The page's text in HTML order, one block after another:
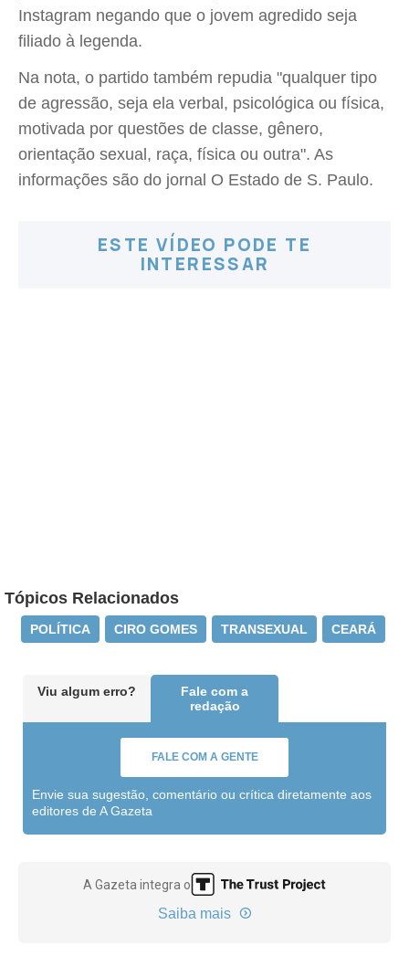
Instagram negando que o jovem agredido seja
filiado à legenda.
Na nota, o partido também repudia "qualquer tipo
de agressão, seja ela verbal, psicológica ou física,
motivada por questões de classe, gênero,
orientação sexual, raça, física ou outra". As
informações são do jornal O Estado de S. Paulo.
ESTE VÍDEO PODE TE
INTERESSAR
Tópicos Relacionados
POLÍTICA CIRO GOMES TRANSEXUAL CEARÁ
Viu algum erro?
Fale com a
redação
FALE COM A GENTE
Envie sua sugestão, comentário ou crítica diretamente aos
editores de A Gazeta
A Gazeta integra o
Saiba mais